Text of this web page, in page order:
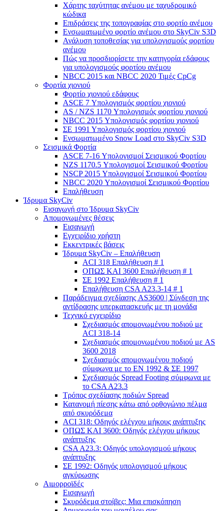
Χάρτης ταχύτητας ανέμου με ταχυδρομικό
κώδικα
Επιδράσεις της τοπογραφίας στο φορτίο ανέμου
Ενσωματωμένο φορτίο ανέμου στο SkyCiv S3D
Ανάλυση τοποθεσίας για υπολογισμούς φορτίου
ανέμου
Πώς να προσδιορίσετε την κατηγορία εδάφους
για υπολογισμούς φορτίου ανέμου
NBCC 2015 και NBCC 2020 Τιμές CpCg
Φορτία χιονιού
Φορτίο χιονιού εδάφους
ASCE 7 Υπολογισμός φορτίου χιονιού
AS / NZS 1170 Υπολογισμός φορτίου χιονιού
NBCC 2015 Υπολογισμός φορτίου χιονιού
ΣΕ 1991 Υπολογισμός φορτίου χιονιού
Ενσωματωμένο Snow Load στο SkyCiv S3D
Σεισμικά Φορτία
ASCE 7-16 Υπολογισμοί Σεισμικού Φορτίου
NZS 1170.5 Υπολογισμοί Σεισμικού Φορτίου
NSCP 2015 Υπολογισμοί Σεισμικού Φορτίου
NBCC 2020 Υπολογισμοί Σεισμικού Φορτίου
Επαλήθευση
Ίδρυμα SkyCiv
Εισαγωγή στο Ίδρυμα SkyCiv
Απομονωμένες θέσεις
Εισαγωγή
Εγχειρίδιο χρήστη
Εκκεντρικές βάσεις
Ίδρυμα SkyCiv – Επαλήθευση
ACI 318 Επαλήθευση # 1
ΟΠΩΣ ΚΑΙ 3600 Επαλήθευση # 1
ΣΕ 1992 Επαλήθευση # 1
Επαλήθευση CSA A23.3-14 # 1
Παράδειγμα σχεδίασης AS3600 | Σύνδεση της
αντίδρασης υπερκατασκευής με τη μονάδα
Τεχνικό εγχειρίδιο
Σχεδιασμός απομονωμένου ποδιού με
ACI 318-14
Σχεδιασμός απομονωμένου ποδιού με AS
3600 2018
Σχεδιασμός απομονωμένου ποδιού
σύμφωνα με το ΕΝ 1992 & ΣΕ 1997
Σχεδιασμός Spread Footing σύμφωνα με
το CSA A23.3
Τρόπος σχεδίασης ποδιών Spread
Κατανομή πίεσης κάτω από ορθογώνιο πέλμα
από σκυρόδεμα
ACI 318: Οδηγός ελέγχου μήκους ανάπτυξης
ΟΠΩΣ ΚΑΙ 3600: Οδηγός ελέγχου μήκους
ανάπτυξης
CSA A23.3: Οδηγός υπολογισμού μήκους
ανάπτυξης
ΣΕ 1992: Οδηγός υπολογισμού μήκους
αγκύρωσης
Αιμορροϊδές
Εισαγωγή
Σκυρόδεμα στοίβες: Μια επισκόπηση